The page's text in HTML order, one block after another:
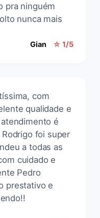
pra ninguém
nunca mais
Gian ☆ 1/5
com
qualidade e
é
foi super
a todas as
cuidado e
Pedro
prestativo e